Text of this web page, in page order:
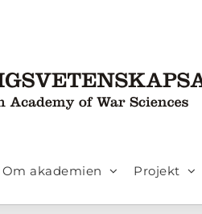
Om akademien Projekt